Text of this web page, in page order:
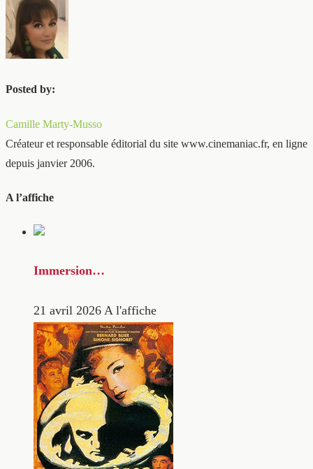
Posted by:
Camille Marty-Musso
Créateur et responsable éditorial du site www.cinemaniac.fr, en ligne
depuis janvier 2006.
A l’affiche
Immersion…
21 avril 2026 A l'affiche